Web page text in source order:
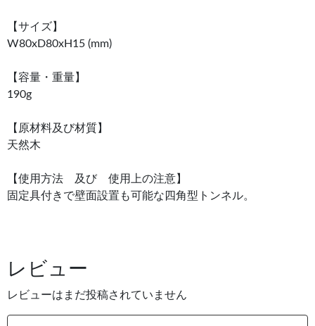
【サイズ】
W80xD80xH15 (mm)
【容量・重量】
190g
【原材料及び材質】
天然木
【使用方法 及び 使用上の注意】
固定具付きで壁面設置も可能な四角型トンネル。
レビュー
レビューはまだ投稿されていません